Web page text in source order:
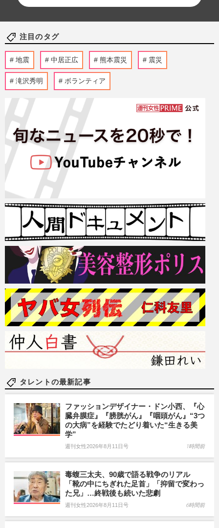
注目のタグ
地震 中居正広 熊本震災 震災
滝沢秀明 ボランティア
タレントの最新記事
ファッションデザイナー・ドン小西、『心
臓弁膜症』『膀胱がん』『咽頭がん』“3つ
の大病”を経験でたどり着いた“生きる美
学”
週刊女性2026年8月11日号 1時間前
毒蝮三太夫、90歳で語る戦争のリアル
「靴の中にちぎれた足首」「抑留で変わっ
た兄」…終戦後も続いた悲劇
週刊女性2026年8月11日号 6時間前